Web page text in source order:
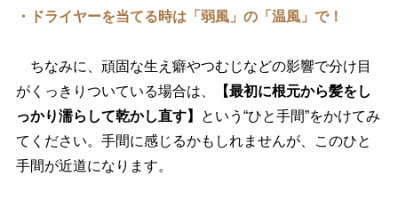
・ドライヤーを当てる時は「弱風」の「温風」で！
ちなみに、頑固な生え癖やつむじなどの影響で分け目
がくっきりついている場合は、
【最初に根元から髪をし
っかり濡らして乾かし直す】
という“ひと手間”をかけてみ
てください。手間に感じるかもしれませんが、このひと
手間が近道になります。